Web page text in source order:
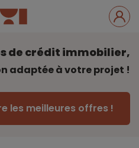
de crédit immobilier,
adaptée à votre projet !
les meilleures offres !